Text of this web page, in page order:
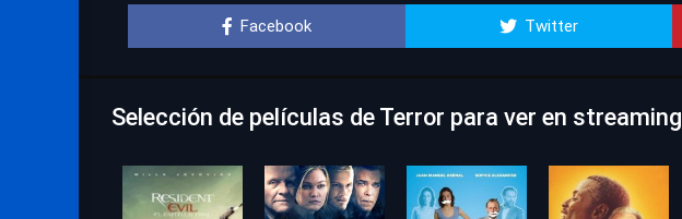
Facebook Twitter
Selección de películas de Terror para ver en streaming